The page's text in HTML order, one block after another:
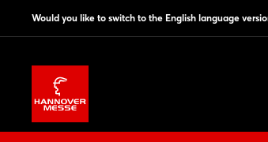
Would you like to switch to the English language